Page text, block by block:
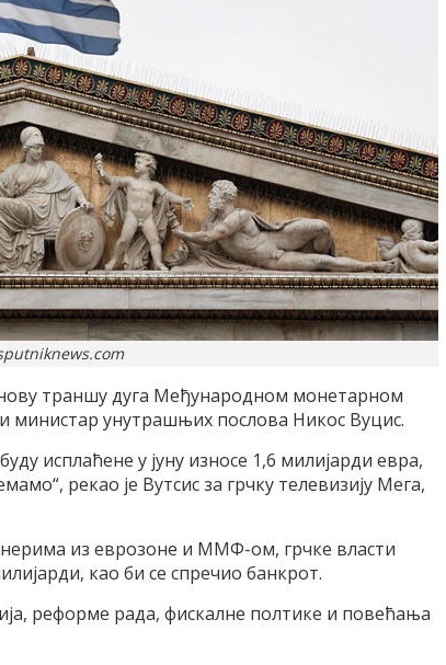
траншу дуга Међународном монетарном
министар унутрашњих послова Никос Вуцис.
исплаћене у јуну износе 1,6 милијарди евра,
рекао је Вутсис за грчку телевизију Мега,
из еврозоне и ММФ-ом, грчке власти
као би се спречио банкрот.
реформе рада, фискалне полтике и повећања